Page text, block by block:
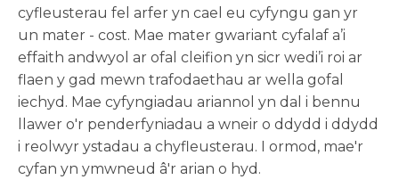
cyfleusterau fel arfer yn cael eu cyfyngu gan yr
un mater - cost. Mae mater gwariant cyfalaf a’i
effaith andwyol ar ofal cleifion yn sicr wedi’i roi ar
flaen y gad mewn trafodaethau ar wella gofal
iechyd. Mae cyfyngiadau ariannol yn dal i bennu
llawer o'r penderfyniadau a wneir o ddydd i ddydd
i reolwyr ystadau a chyfleusterau. I ormod, mae'r
cyfan yn ymwneud â'r arian o hyd.